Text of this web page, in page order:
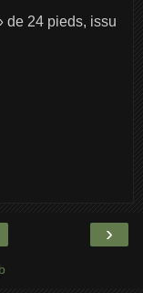
de 24 pieds, issu
›